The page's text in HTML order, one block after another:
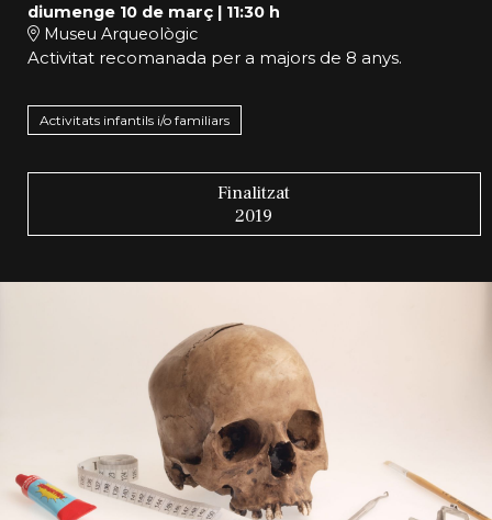
diumenge 10 de març| 11:30 h
Museu Arqueològic
Activitat recomanada per a majors de 8 anys.
Activitats infantils i/o familiars
Finalitzat
2019